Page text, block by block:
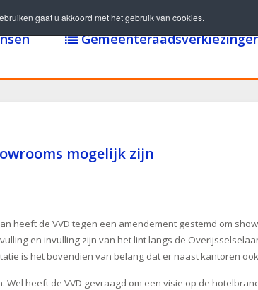
mogelijk zijn
heeft de VVD tegen een amendement gestemd om
en invulling zijn van het lint langs de
is het bovendien van belang dat er naast kantoren
heeft de VVD gevraagd om een visie op de
gaat u akkoord met het gebruik van cookies.